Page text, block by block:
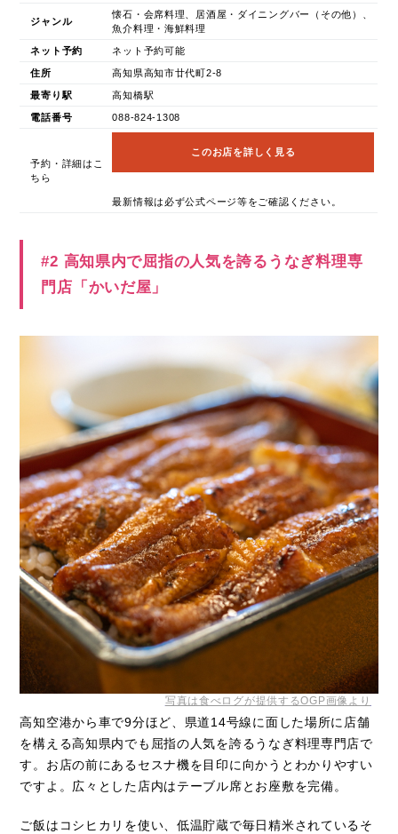
ジャンル
懐石・会席料理、居酒屋・ダイニングバー（その他）、
魚介料理・海鮮料理
ネット予約 ネット予約可能
住所 高知県高知市廿代町2-8
最寄り駅 高知橋駅
電話番号 088-824-1308
予約・詳細はこ
ちら
このお店を詳しく見る
最新情報は必ず公式ページ等をご確認ください。
#2 高知県内で屈指の人気を誇るうなぎ料理専
門店「かいだ屋」
写真は食べログが提供するOGP画像より
高知空港から車で9分ほど、県道14号線に面した場所に店舗
を構える高知県内でも屈指の人気を誇るうなぎ料理専門店で
す。お店の前にあるセスナ機を目印に向かうとわかりやすい
ですよ。広々とした店内はテーブル席とお座敷を完備。
ご飯はコシヒカリを使い、低温貯蔵で毎日精米されているそ